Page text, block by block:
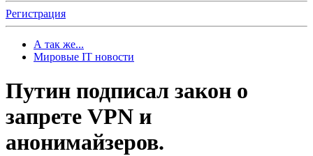
Регистрация
А так же...
Мировые IT новости
Путин подписал закон о
запрете VPN и
анонимайзеров.